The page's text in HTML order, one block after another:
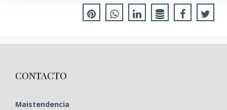
CONTACTO
Maistendencia